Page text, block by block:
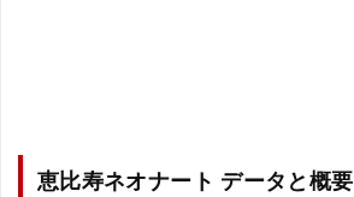
恵比寿ネオナート データと概要